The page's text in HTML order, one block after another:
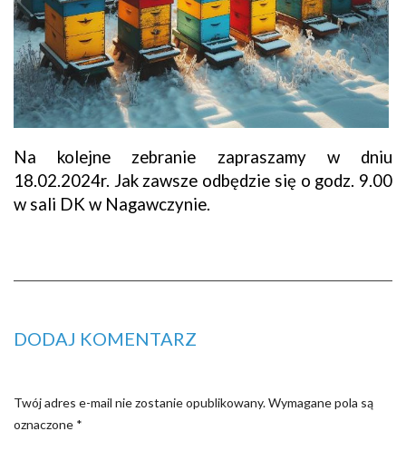
Na kolejne zebranie zapraszamy w dniu
18.02.2024r. Jak zawsze odbędzie się o godz. 9.00
w sali DK w Nagawczynie.
DODAJ KOMENTARZ
Twój adres e-mail nie zostanie opublikowany.Wymagane pola są
oznaczone *